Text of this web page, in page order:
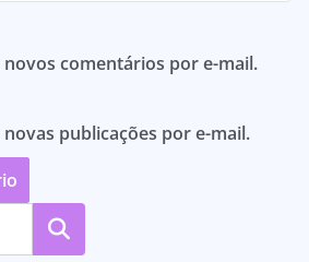
comentários por e-mail.
publicações por e-mail.
Pesquisar